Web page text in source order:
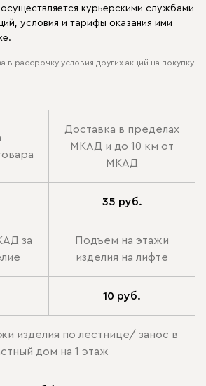
курьерскими службами
условия и тарифы оказания ими
в рассрочку условия других акций на покупку
Доставка в пределах
МКАД и до 10 км от
МКАД
35 руб.
за
Подъем на этажи
изделия на лифте
10 руб.
изделия по лестнице/ занос в
дом на 1 этаж